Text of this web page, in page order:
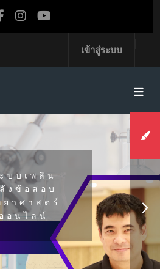
เข้าสู่ระบบ
บบเพลิน
งข้อสอบ
ยาศาสตร์
ออนไลน์